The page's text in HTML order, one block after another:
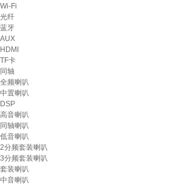
Wi-Fi
光纤
蓝牙
AUX
HDMI
TF卡
同轴
全频喇叭
中置喇叭
DSP
高音喇叭
同轴喇叭
低音喇叭
2分频套装喇叭
3分频套装喇叭
套装喇叭
中音喇叭